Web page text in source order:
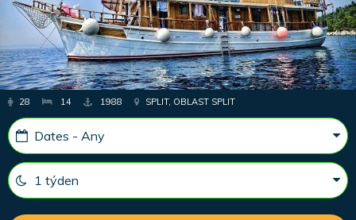
28 14 1988 SPLIT, OBLAST SPLIT